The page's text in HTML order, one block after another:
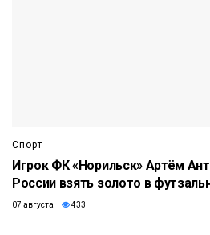
Спорт
Игрок ФК «Норильск» Артём
России взять золото в
07 августа 433